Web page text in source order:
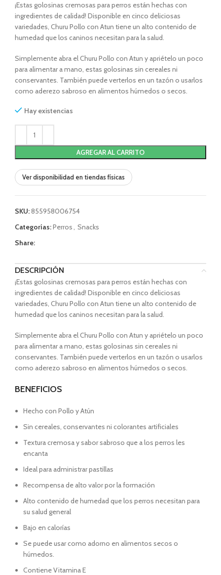
¡Estas golosinas cremosas para perros están hechas con
ingredientes de calidad! Disponible en cinco deliciosas
variedades, Churu Pollo con Atun tiene un alto contenido de
humedad que los caninos necesitan para la salud.
Simplemente abra el Churu Pollo con Atun y apriételo un poco
para alimentar a mano, estas golosinas sin cereales ni
conservantes. También puede verterlos en un tazón o usarlos
como aderezo sabroso en alimentos húmedos o secos.
Hay existencias
AGREGAR AL CARRITO
Ver disponibilidad en tiendas físicas
SKU:855958006754
Categorías:Perros, Snacks
Share:
DESCRIPCIÓN
¡Estas golosinas cremosas para perros están hechas con
ingredientes de calidad! Disponible en cinco deliciosas
variedades, Churu Pollo con Atun tiene un alto contenido de
humedad que los caninos necesitan para la salud.
Simplemente abra el Churu Pollo con Atun y apriételo un poco
para alimentar a mano, estas golosinas sin cereales ni
conservantes. También puede verterlos en un tazón o usarlos
como aderezo sabroso en alimentos húmedos o secos.
BENEFICIOS
Hecho con Pollo y Atún
Sin cereales, conservantes ni colorantes artificiales
Textura cremosa y sabor sabroso que a los perros les
encanta
Ideal para administrar pastillas
Recompensa de alto valor por la formación
Alto contenido de humedad que los perros necesitan para
su salud general
Bajo en calorías
Se puede usar como adorno en alimentos secos o
húmedos.
Contiene Vitamina E